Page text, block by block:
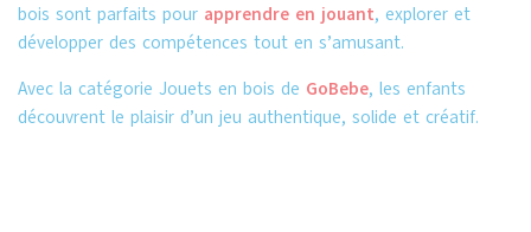
bois sont parfaits pour apprendre en jouant, explorer et
développer des compétences tout en s’amusant.
Avec la catégorie Jouets en bois de GoBebe, les enfants
découvrent le plaisir d’un jeu authentique, solide et créatif.